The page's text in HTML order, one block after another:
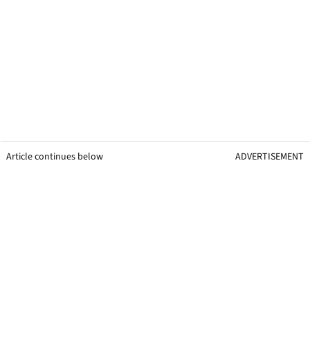
Article continues below ADVERTISEMENT